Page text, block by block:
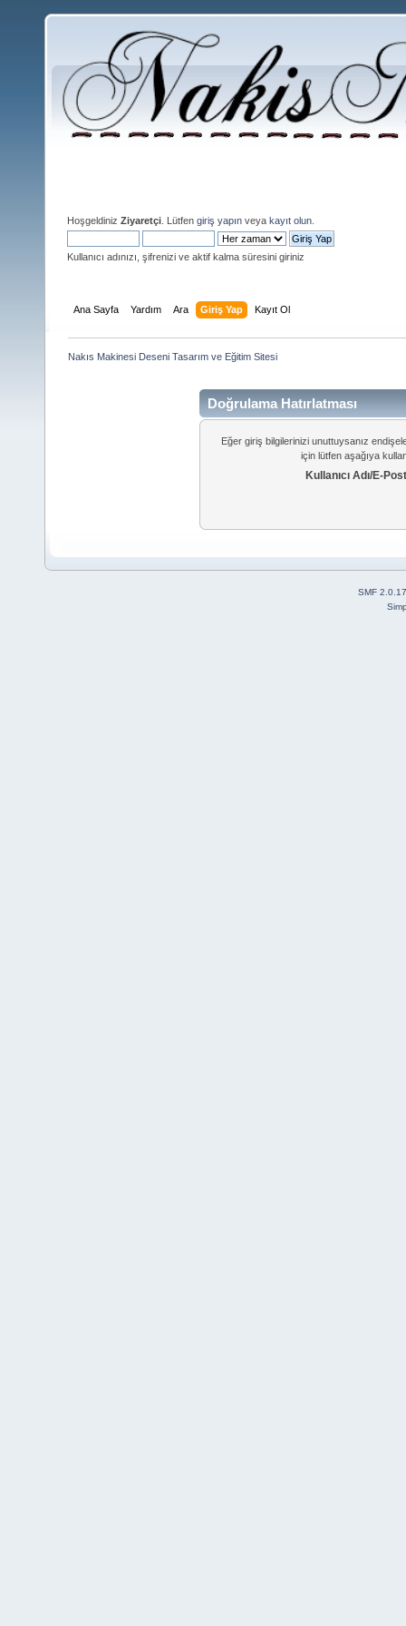
Hoşgeldiniz Ziyaretçi . Lütfen giriş yapın veya kayıt olun
Kullanıcı adınızı, şifrenizi ve aktif kalma süresini giriniz
Ana Sayfa Yardım Ara Giriş Yap Kayıt Ol
Nakıs Makinesi Deseni Tasarım ve Eğitim Sitesi
Doğrulama Hatırlatması
Eğer giriş bilgilerinizi unuttuysanız
için lütfen aşağıya
Kullanıcı Adı/E-
SMF 2.0.17